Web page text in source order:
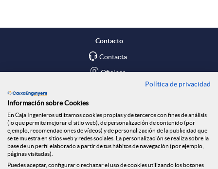
p
i
c
a
o
ó
n
n
Contacto
Contacta
Oficinas
Blog
Social
Política de privacidad
Información sobre Cookies
En Caja Ingenieros utilizamos cookies propias y de terceros con fines de análisis
(lo que permite mejorar el sitio web), de personalización de contenido (por
ejemplo, recomendaciones de vídeos) y de personalización de la publicidad que
se te muestra en sitios web y redes sociales. La personalización se realiza sobre la
base de un perfil elaborado a partir de tus hábitos de navegación (por ejemplo,
páginas visitadas).
Puedes aceptar, configurar o rechazar el uso de cookies utilizando los botones